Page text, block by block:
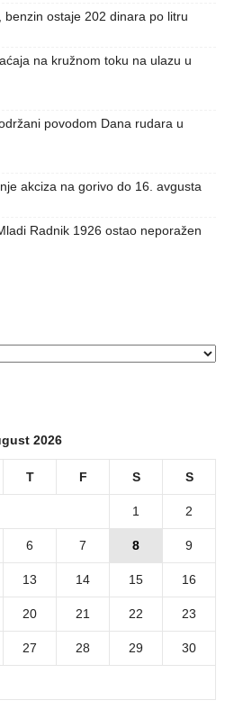
ostaje 202 dinara po litru
na kružnom toku na ulazu u
povodom Dana rudara u
akciza na gorivo do 16. avgusta
Radnik 1926 ostao neporažen
2026
T F S S
1 2
6 7 8 9
13 14 15 16
20 21 22 23
27 28 29 30